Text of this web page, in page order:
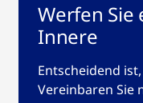
Werfen Sie
Innere
Entscheidend
Vereinbaren Sie